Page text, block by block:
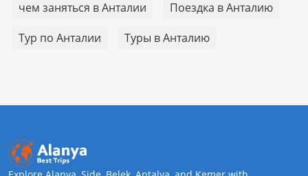
чем заняться в Анталии
Поездка в Анталию
Тур по Анталии
Туры в Анталию